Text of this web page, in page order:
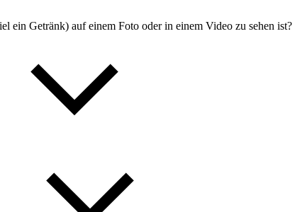
ein Getränk) auf einem Foto oder in einem Video zu sehen ist?